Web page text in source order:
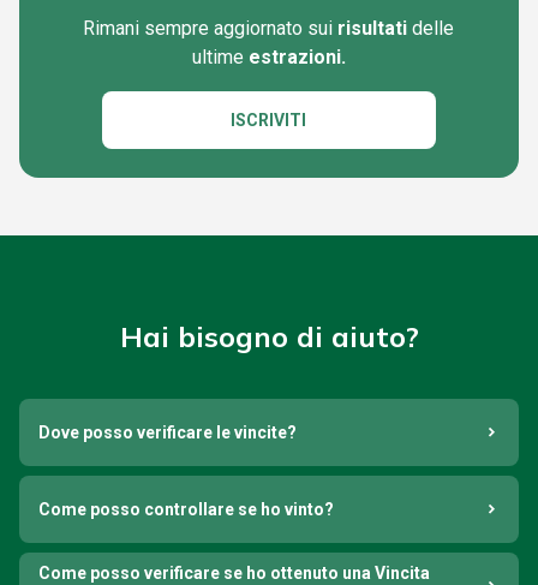
Rimani sempre aggiornato sui risultati delle
ultime estrazioni.
ISCRIVITI
Hai bisogno di aiuto?
Dove posso verificare le vincite?
Come posso controllare se ho vinto?
Come posso verificare se ho ottenuto una Vincita